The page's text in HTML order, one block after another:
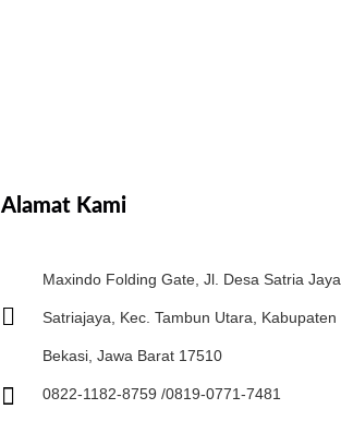
Alamat Kami
Maxindo Folding Gate, Jl. Desa Satria Jaya,
Satriajaya, Kec. Tambun Utara, Kabupaten
Bekasi, Jawa Barat 17510
0822-1182-8759 /0819-0771-7481